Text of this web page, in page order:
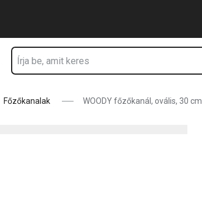
Főzőkanalak WOODY főzőkanál, ovális, 30 cm